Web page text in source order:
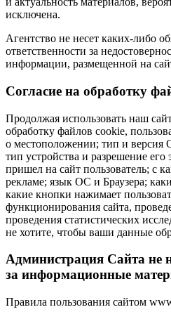
исключена.
Агентство не несет каких-либо
ответственности за
информации, размещенной на
Cогласие на обработку
Продолжая использовать наш
обработку файлов cookie,
о местоположении; тип и версия
тип устройства и разрешение его
пришел на сайт пользователь; с
рекламе; язык ОС и Браузера;
какие кнопки нажимает
функционирования сайта,
проведения статистических
не хотите, чтобы ваши данные
Администрация Сайта не
за информационные
Правила пользования сайтом